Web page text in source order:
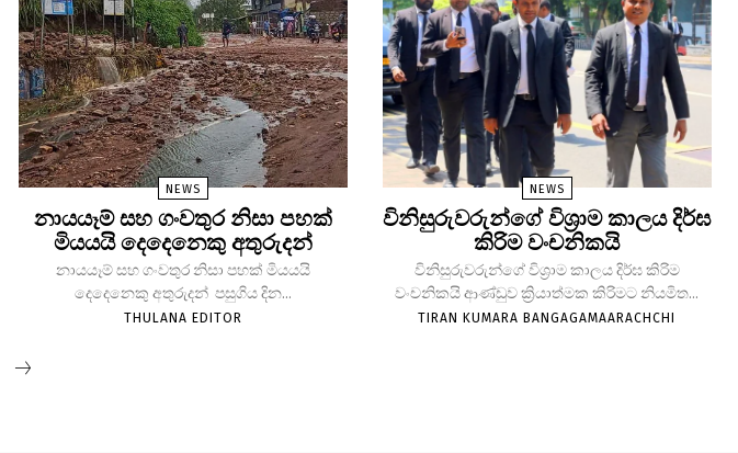
NEWS
නායයෑම් සහ ගංවතුර නිසා පහක්
මියයයි දෙදෙනෙකු අතුරුදන්
නායයෑම් සහ ගංවතුර නිසා පහක් මියයයි
දෙදෙනෙකු අතුරුදන් පසුගිය දින...
THULANA EDITOR
NEWS
විනිසුරුවරුන්ගේ විශ්‍රාම කාලය දිර්ඝ
කිරිම වංචනිකයි
විනිසුරුවරුන්ගේ විශ්‍රාම කාලය දිර්ඝ කිරිම
වංචනිකයි ආණ්ඩුව ක්‍රියාත්මක කිරිමට නියමිත...
TIRAN KUMARA BANGAGAMAARACHCHI